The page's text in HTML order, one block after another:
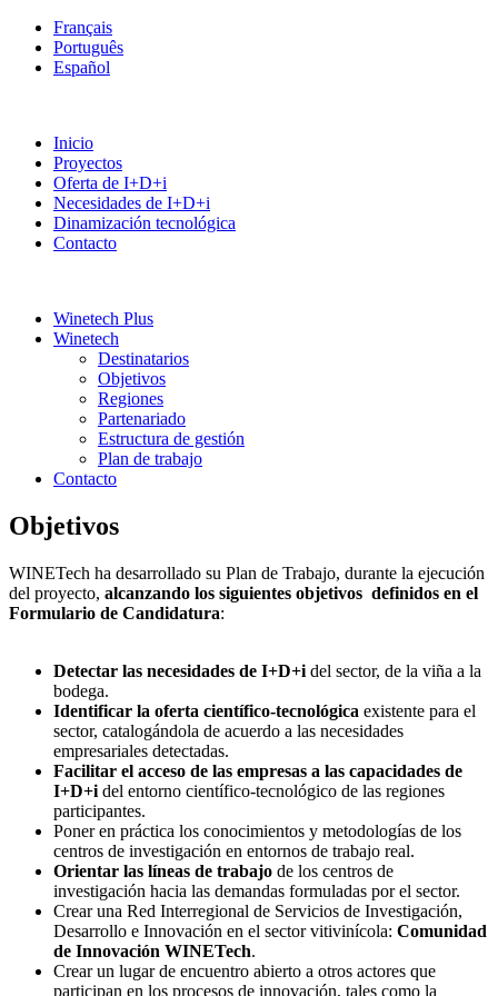
Français
Português
Español
Inicio
Proyectos
Oferta de I+D+i
Necesidades de I+D+i
Dinamización tecnológica
Contacto
Winetech Plus
Winetech
Destinatarios
Objetivos
Regiones
Partenariado
Estructura de gestión
Plan de trabajo
Contacto
Objetivos
WINETech ha desarrollado su Plan de Trabajo, durante la ejecución
del proyecto, alcanzando los siguientes objetivos definidos en el
Formulario de Candidatura:
Detectar las necesidades de I+D+i del sector, de la viña a la
bodega.
Identificar la oferta científico-tecnológica existente para el
sector, catalogándola de acuerdo a las necesidades
empresariales detectadas.
Facilitar el acceso de las empresas a las capacidades de
I+D+i del entorno científico-tecnológico de las regiones
participantes.
Poner en práctica los conocimientos y metodologías de los
centros de investigación en entornos de trabajo real.
Orientar las líneas de trabajo de los centros de
investigación hacia las demandas formuladas por el sector.
Crear una Red Interregional de Servicios de Investigación,
Desarrollo e Innovación en el sector vitivinícola: Comunidad
de Innovación WINETech.
Crear un lugar de encuentro abierto a otros actores que
participan en los procesos de innovación, tales como la